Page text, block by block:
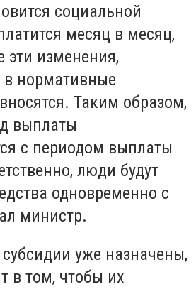
социальной
месяц в месяц,
эти изменения,
в нормативные
Таким образом,
выплаты
с периодом выплаты
люди будут
одновременно с
министр.
уже назначены,
в том, чтобы их